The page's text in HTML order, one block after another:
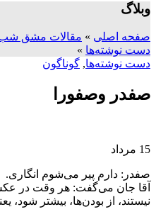
وبلاگ
صفحه اصلی » مقالات مشق
دست نوشته‌ها »
دست نوشته‌ها, گوناگون
صفدر وصفورا
15 مرداد
صفدر: دارم پیر می‌شوم انگاری.
آقا جان می‌گفت: هر وقت در
نیستند، از بودن‌ها، بیشتر شود،